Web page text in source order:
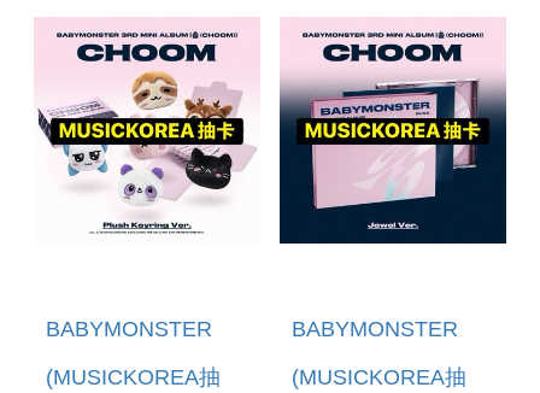
「CHOOM(PLUSH
KEYRING VER.)」
(韓國進口版)
「CHOOM(JEWEL
VER.)」 (韓國進口
版)
BABYMONSTER
(MUSICKOREA抽
BABYMONSTER
(MUSICKOREA抽